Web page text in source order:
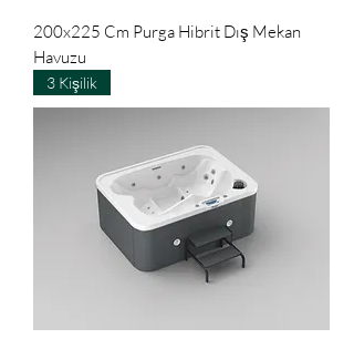
200x225 Cm Purga Hibrit Dış Mekan
Havuzu
3 Kişilik